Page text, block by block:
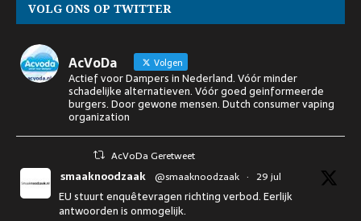
VOLG ONS OP TWITTER
AcVoDa Volgen
Actief voor Dampers in Nederland. Vóór minder
schadelijke alternatieven. Vóór goed geinformeerde
burgers. Door gewone mensen. Dutch consumer vaping
organization
AcVoDa Geretweet
smaaknoodzaak @smaaknoodzaak · 29 jul
EU stuurt enquêtevragen richting verbod. Eerlijk
antwoorden is onmogelijk.